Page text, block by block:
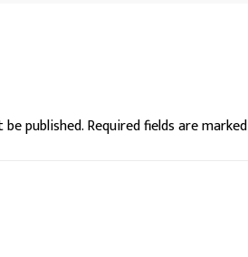
published.Required fields are marked